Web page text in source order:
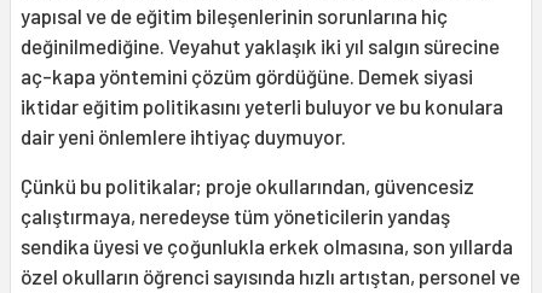
yapısal ve de eğitim bileşenlerinin sorunlarına hiç
değinilmediğine. Veyahut yaklaşık iki yıl salgın sürecine
aç-kapa yöntemini çözüm gördüğüne. Demek siyasi
iktidar eğitim politikasını yeterli buluyor ve bu konulara
dair yeni önlemlere ihtiyaç duymuyor.
Çünkü bu politikalar; proje okullarından, güvencesiz
çalıştırmaya, neredeyse tüm yöneticilerin yandaş
sendika üyesi ve çoğunlukla erkek olmasına, son yıllarda
özel okulların öğrenci sayısında hızlı artıştan, personel ve